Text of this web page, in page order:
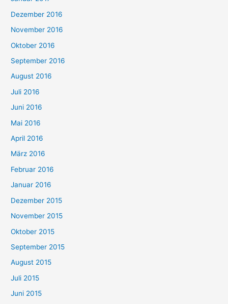
Dezember 2016
November 2016
Oktober 2016
September 2016
August 2016
Juli 2016
Juni 2016
Mai 2016
April 2016
März 2016
Februar 2016
Januar 2016
Dezember 2015
November 2015
Oktober 2015
September 2015
August 2015
Juli 2015
Juni 2015